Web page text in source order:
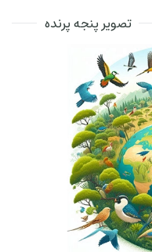
تصویر پنجه پرنده